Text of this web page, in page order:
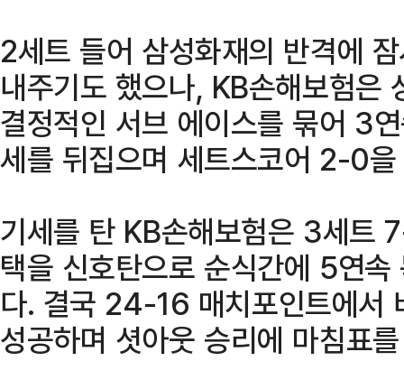
2세트 들어 삼성화재의 반격에
내주기도 했으나, KB손해보험은
결정적인 서브 에이스를 묶어 3
세를 뒤집으며 세트스코어 2-0
기세를 탄 KB손해보험은 3세트
택을 신호탄으로 순식간에 5연
다. 결국 24-16 매치포인트에서
성공하며 셧아웃 승리에 마침표